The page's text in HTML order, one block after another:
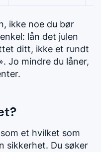
ikke noe du bør
lån det julen
ditt, ikke et rundt
Jo mindre du låner,
et hvilket som
sikkerhet. Du søker